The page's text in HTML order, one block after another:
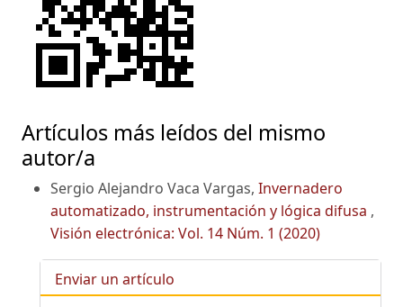
Artículos más leídos del mismo
autor/a
Sergio Alejandro Vaca Vargas, Invernadero
automatizado, instrumentación y lógica difusa ,
Visión electrónica: Vol. 14 Núm. 1 (2020)
Enviar un artículo